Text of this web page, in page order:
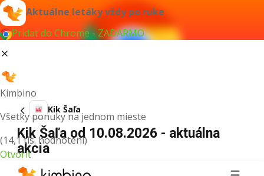
Aktuálne letáky vždy po ruke
Pridať do Chrome - ZADARMO
Kimbino
Všetky ponuky na jednom mieste
(14,1 tis. hodnotení)
Otvoriť
Kik Šaľa
Kik Šaľa od 10.08.2026 - aktuálna
akcia